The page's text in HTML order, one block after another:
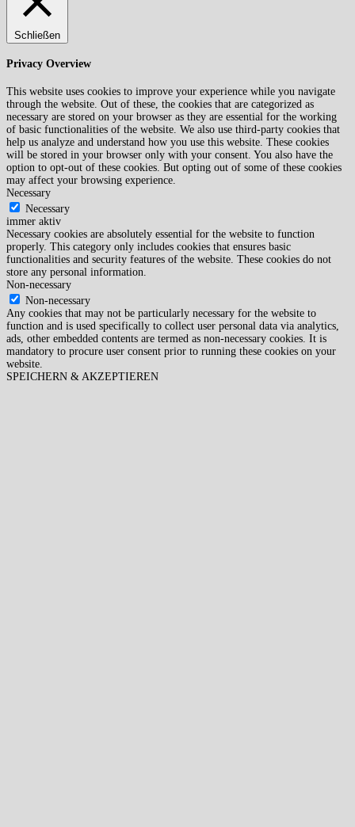
Schließen
Privacy Overview
This website uses cookies to improve your experience while you navigate
through the website. Out of these, the cookies that are categorized as
necessary are stored on your browser as they are essential for the working
of basic functionalities of the website. We also use third-party cookies that
help us analyze and understand how you use this website. These cookies
will be stored in your browser only with your consent. You also have the
option to opt-out of these cookies. But opting out of some of these cookies
may affect your browsing experience.
Necessary
Necessary
immer aktiv
Necessary cookies are absolutely essential for the website to function
properly. This category only includes cookies that ensures basic
functionalities and security features of the website. These cookies do not
store any personal information.
Non-necessary
Non-necessary
Any cookies that may not be particularly necessary for the website to
function and is used specifically to collect user personal data via analytics,
ads, other embedded contents are termed as non-necessary cookies. It is
mandatory to procure user consent prior to running these cookies on your
website.
SPEICHERN & AKZEPTIEREN